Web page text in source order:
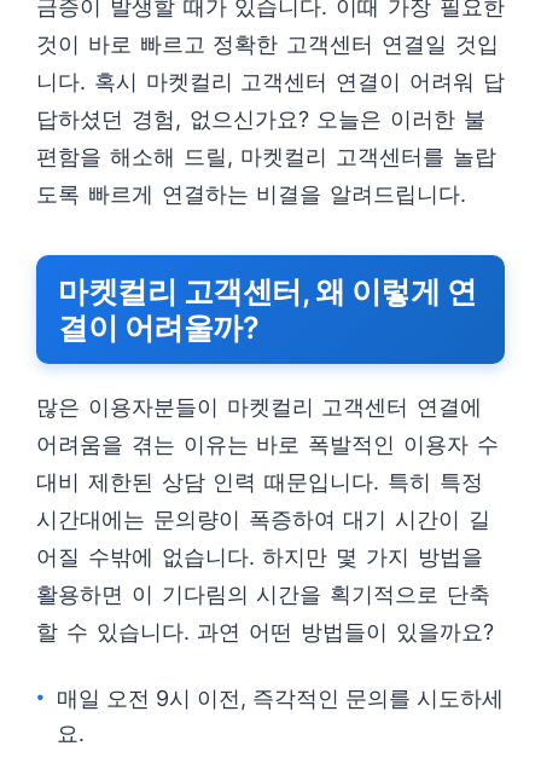
금증이 발생할 때가 있습니다. 이때 가장 필요한
것이 바로 빠르고 정확한 고객센터 연결일 것입
니다. 혹시 마켓컬리 고객센터 연결이 어려워 답
답하셨던 경험, 없으신가요? 오늘은 이러한 불
편함을 해소해 드릴, 마켓컬리 고객센터를 놀랍
도록 빠르게 연결하는 비결을 알려드립니다.
마켓컬리 고객센터, 왜 이렇게 연
결이 어려울까?
많은 이용자분들이 마켓컬리 고객센터 연결에
어려움을 겪는 이유는 바로 폭발적인 이용자 수
대비 제한된 상담 인력 때문입니다. 특히 특정
시간대에는 문의량이 폭증하여 대기 시간이 길
어질 수밖에 없습니다. 하지만 몇 가지 방법을
활용하면 이 기다림의 시간을 획기적으로 단축
할 수 있습니다. 과연 어떤 방법들이 있을까요?
매일 오전 9시 이전, 즉각적인 문의를 시도하세
요.